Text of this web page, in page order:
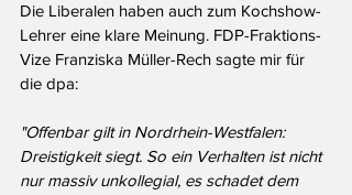
Die Liberalen haben auch zum Kochshow-
Lehrer eine klare Meinung. FDP-Fraktions-
Vize Franziska Müller-Rech sagte mir für
die dpa:
"Offenbar gilt in Nordrhein-Westfalen:
Dreistigkeit siegt. So ein Verhalten ist nicht
nur massiv unkollegial, es schadet dem